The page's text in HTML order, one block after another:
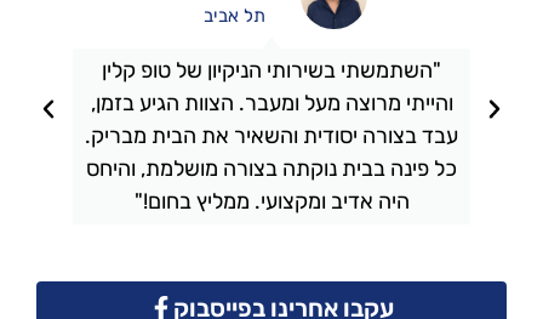
"השתמשתי בשירותי הניקיון של טופ קלין
והייתי מרוצה מעל ומעבר. הצוות הגיע בזמן,
עבד בצורה יסודית והשאיר את הבית מבריק.
כל פינה בבית נוקתה בצורה מושלמת, והיחס
היה אדיב ומקצועי. ממליץ בחום!"
תל אביב
עקבו אחרינו בפייסבוק